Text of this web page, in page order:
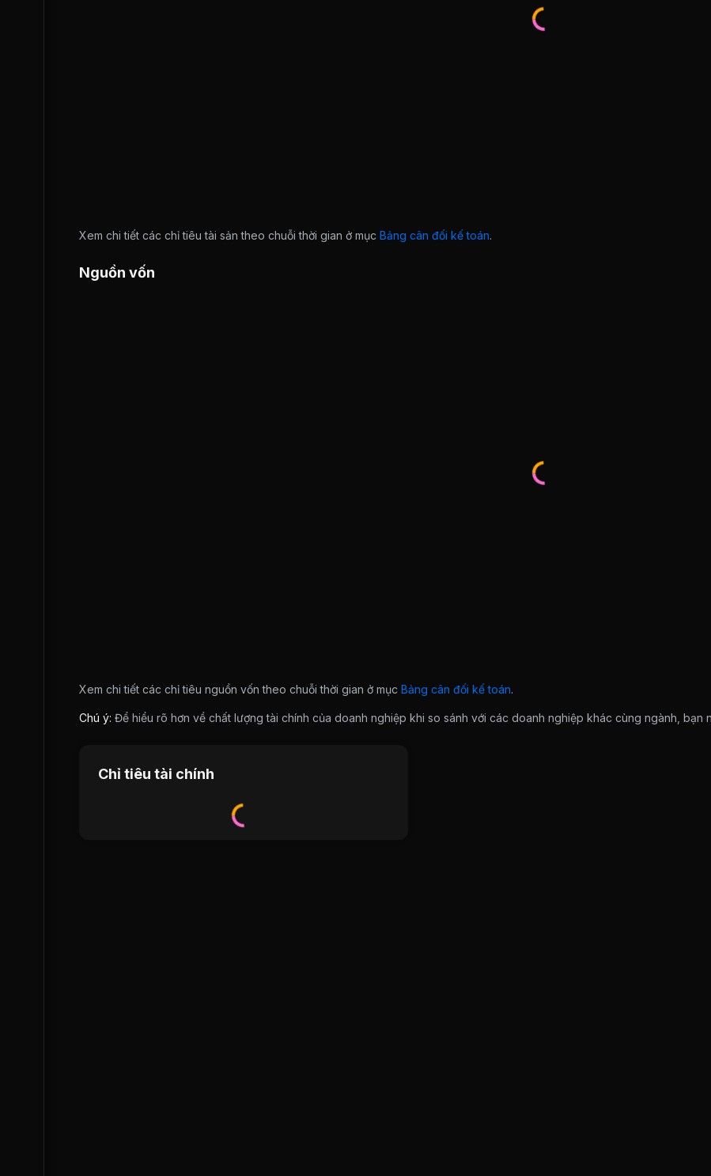
Xem chi tiết các chỉ tiêu tài sản theo chuỗi thời gian ở mục Bảng cân đối kế toán.
Nguồn vốn
Xem chi tiết các chỉ tiêu nguồn vốn theo chuỗi thời gian ở mục Bảng cân đối kế toán.
Chú ý: Để hiểu rõ hơn về chất lượng tài chính của doanh nghiệp khi so sánh với các doanh nghiệp khác cùng ngành, bạn
Chỉ tiêu tài chính